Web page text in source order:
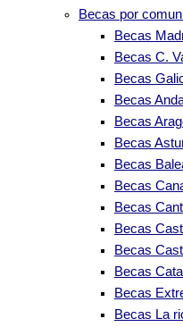
Becas por
Becas
Becas C.
Becas
Becas
Becas
Becas
Becas
Becas
Becas
Becas
Becas
Becas
Becas
Becas La